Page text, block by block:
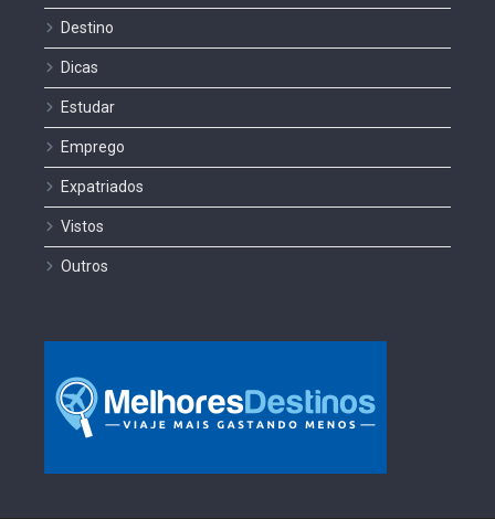
Destino
Dicas
Estudar
Emprego
Expatriados
Vistos
Outros